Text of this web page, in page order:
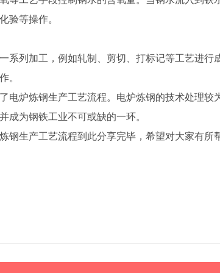
验等操作。
系列加工，例如轧制、剪切、打标记等工艺进行
。
电炉炼钢生产工艺流程。电炉炼钢的技术处理较
成为钢铁工业不可或缺的一环。
钢生产工艺流程到此分享完毕，希望对大家有所